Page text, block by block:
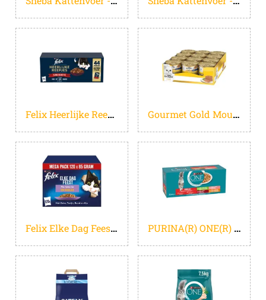
Felix Heerlijke Reepjes Farm Selectie - Kattenvoer natvoer - Rund, Kip, Eend, Kalkoen - 44 x 80g Gourmet Gold Mousse - 24 x 85 g - Kip - Kattenvoer Natvoer
Felix Elke Dag Feest Mix selectie in Gelei - Kattenvoer Natvoer - Zalm Tonijn Rund & Kip - 120 x 85 g PURINA(R) ONE(R) Sterilcat - Kattenvoer Natvoer - Mix Selectie - 40 x 85 gr